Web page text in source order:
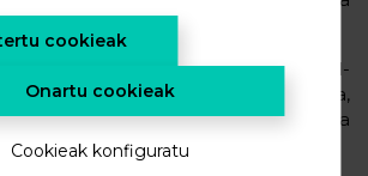
dutelako.
bateriak ere bereziak dira metal-
eta oso teknologia erakargarria,
dira energia elektrokimikoa
cookieak
Onartu cookieak
Cookieak konfiguratu